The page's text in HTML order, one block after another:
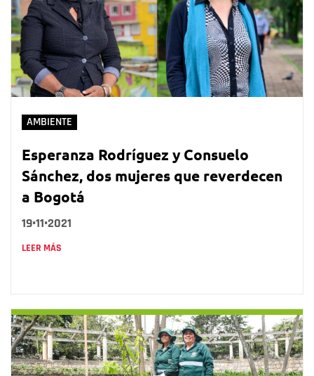
AMBIENTE
Esperanza Rodríguez y Consuelo
Sánchez, dos mujeres que reverdecen
a Bogotá
19•11•2021
LEER MÁS